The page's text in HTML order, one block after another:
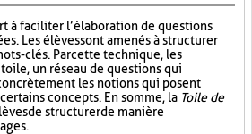
à faciliter l’élaboration de questions
Les élèves sont amenés à structurer
clés. Par cette technique, les
un réseau de questions qui
les notions qui posent
concepts. En somme, la Toile de
de structurer de manière